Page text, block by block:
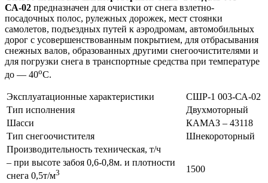
СА-02 предназначен для очистки от снега взлетно-
посадочных полос, рулежных дорожек, мест стоянки
самолетов, подъездных путей к аэродромам, автомобильных
дорог с усовершенствованным покрытием, для отбрасывания
снежных валов, образованных другими снегоочистителями и
для погрузки снега в транспортные средства при температуре
до — 40oС.
Эксплуатационные характеристики
СШР-1 003-СА-02
Тип исполнения
Двухмоторный
Шасси
КАМАЗ – 43118
Тип снегоочистителя
Шнекороторный
Производительность техническая, т/ч
– при высоте забоя 0,6-0,8м. и плотности
снега 0,5т/м3
1500